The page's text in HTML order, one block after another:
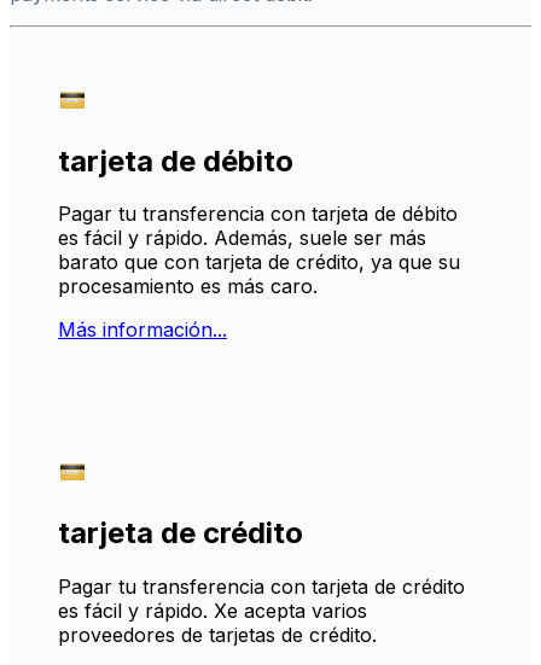
tarjeta de débito
Pagar tu transferencia con tarjeta de débito
es fácil y rápido. Además, suele ser más
barato que con tarjeta de crédito, ya que su
procesamiento es más caro.
Más información...
tarjeta de crédito
Pagar tu transferencia con tarjeta de crédito
es fácil y rápido. Xe acepta varios
proveedores de tarjetas de crédito.